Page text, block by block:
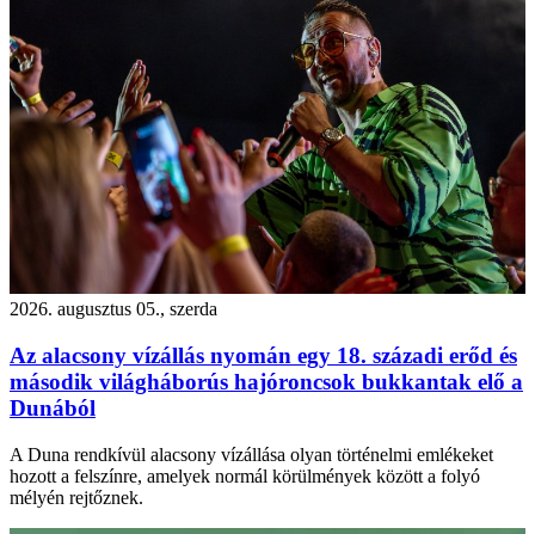
2026. augusztus 05., szerda
Az alacsony vízállás nyomán egy 18. századi erőd és
második világháborús hajóroncsok bukkantak elő a
Dunából
A Duna rendkívül alacsony vízállása olyan történelmi emlékeket
hozott a felszínre, amelyek normál körülmények között a folyó
mélyén rejtőznek.